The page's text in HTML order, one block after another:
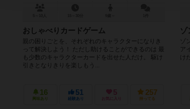
おしゃべりカードゲーム
親の困りごとを、それぞれのキャラクターになりき
って解決しよう！ ただし助けることができるのは 最
も少数のキャラクターカードを出せた人だけ。 駆け
引きとなりきりを楽しもう...
16
興味あり
51
経験あり
5
お気に入り
257
持ってる
ゾ
ゾ
ア
け